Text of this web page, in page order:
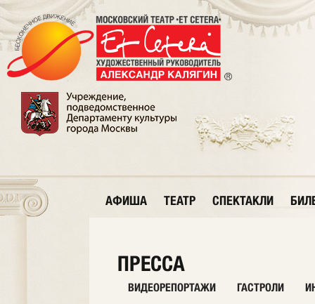
АФИША ТЕАТР СПЕКТАКЛИ
ПРЕССА
ВИДЕОРЕПОРТАЖИ ГАСТРОЛИ